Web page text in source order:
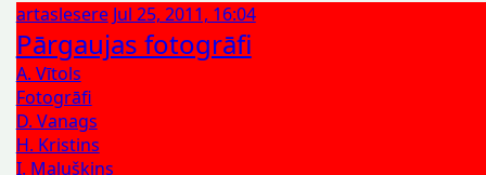
artaslesere Jul 25, 2011, 16:04
Pārgaujas fotogrāfi
A. Vītols
Fotogrāfi
D. Vanags
H. Kristins
I. Maļuškins